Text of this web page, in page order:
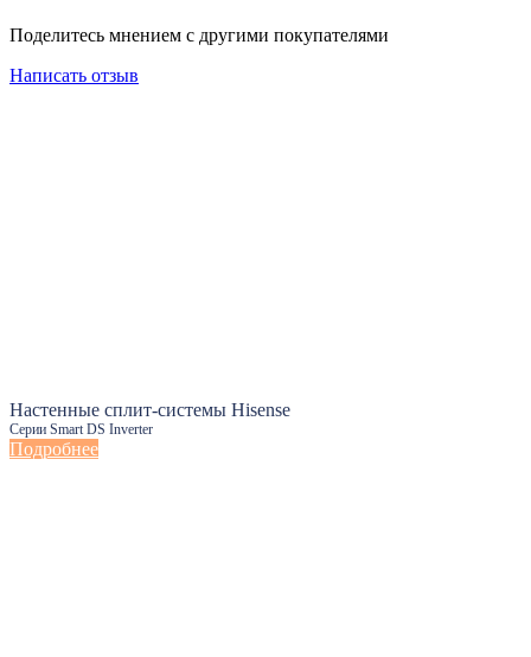
Поделитесь мнением с другими покупателями
Написать отзыв
Настенные сплит-системы Hisense
Серии Smart DS Inverter
Подробнее